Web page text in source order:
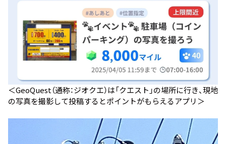
＜GeoQuest（通称：ジオクエ）は「クエスト」の場所に行き、現地
の写真を撮影して投稿するとポイントがもらえるアプリ＞